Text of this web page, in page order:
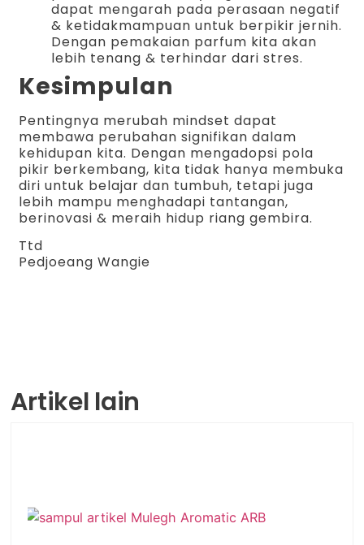
dapat mengarah pada perasaan negatif
& ketidakmampuan untuk berpikir jernih.
Dengan pemakaian parfum kita akan
lebih tenang & terhindar dari stres.
Kesimpulan
Pentingnya merubah mindset dapat
membawa perubahan signifikan dalam
kehidupan kita. Dengan mengadopsi pola
pikir berkembang, kita tidak hanya membuka
diri untuk belajar dan tumbuh, tetapi juga
lebih mampu menghadapi tantangan,
berinovasi & meraih hidup riang gembira.
Ttd
Pedjoeang Wangie
Artikel lain